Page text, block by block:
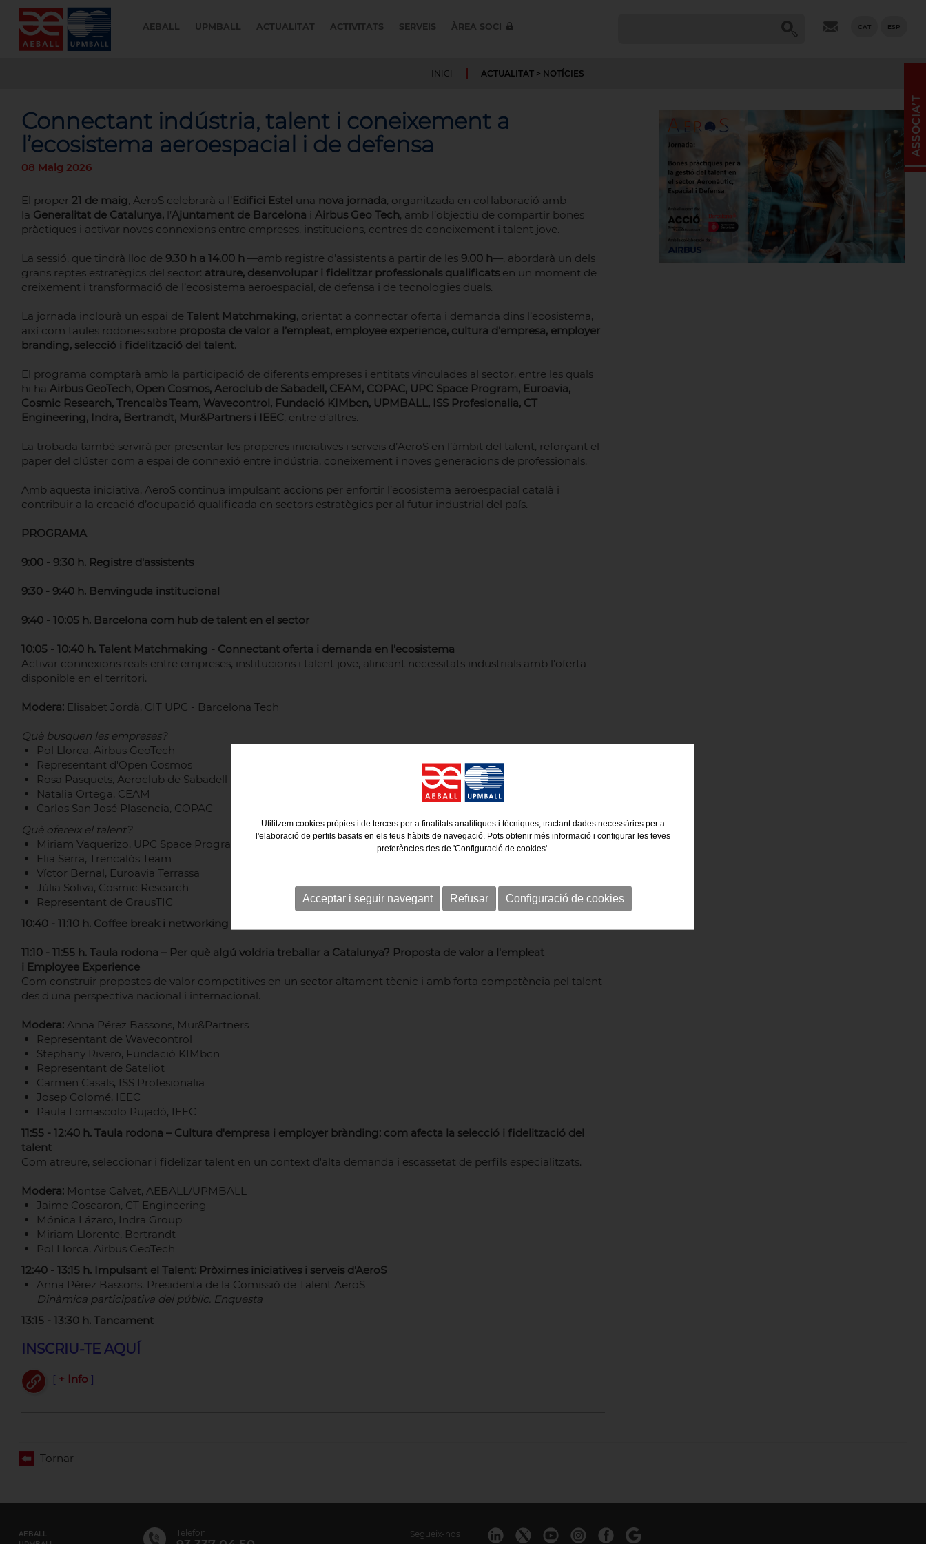
AEBALL UPMBALL ACTUALITAT ACTIVITATS SERVEIS ÀREA SOCI CAT ESP
INICI ACTUALITAT > NOTÍCIES
Connectant indústria, talent i coneixement a
l’ecosistema aeroespacial i de defensa
08 Maig 2026
El proper 21 de maig, AeroS celebrarà a l’ Edifici Estel una nova jornada, organitzada en col·laboració amb
la Generalitat de Catalunya,l’Ajuntament de Barcelona i Airbus Geo Tech, amb l’objectiu de compartir bones
pràctiques i activar noves connexions entre empreses, institucions, centres de coneixement i talent jove.
La sessió, que tindrà lloc de 9.30 h a 14.00 h —amb registre d’assistents a partir de les 9.00 h—, abordarà un dels
grans reptes estratègics del sector: atraure, desenvolupar i fidelitzar professionals qualificatsen un moment de
creixement i transformació de l’ecosistema aeroespacial, de defensa i de tecnologies duals.
La jornada inclourà un espai de Talent Matchmaking, orientat a connectar oferta i demanda dins l’ecosistema,
així com taules rodones sobre proposta de valor a l’empleat, employee experience, cultura d’empresa, employer
branding, selecció i fidelització del talent.
El programa comptarà amb la participació de diferents empreses i entitats vinculades al sector, entre les quals
hi ha Airbus GeoTech, Open Cosmos, Aeroclub de Sabadell, CEAM, COPAC, UPC Space Program, Euroavia,
Cosmic Research, Trencalòs Team, Wavecontrol, Fundació KIMbcn, UPMBALL, ISS Profesionalia, CT
Engineering, Indra, Bertrandt, Mur&Partners i IEEC, entre d’altres.
La trobada també servirà per presentar les properes iniciatives i serveis d’AeroS en l’àmbit del talent, reforçant el
paper del clúster com a espai de connexió entre indústria, coneixement i noves generacions de professionals.
Amb aquesta iniciativa, AeroS continua impulsant accions per enfortir l’ecosistema aeroespacial català i
contribuir a la creació d’ocupació qualificada en sectors estratègics per al futur industrial del país.
PROGRAMA
9:00 - 9:30 h. Registre d'assistents
9:30 - 9:40 h. Benvinguda institucional
9:40 - 10:05 h. Barcelona com hub de talent en el sector
10:05 - 10:40 h. Talent Matchmaking - Connectant oferta i demanda en l'ecosistema
Activar connexions reals entre empreses, institucions i talent jove, alineant necessitats industrials amb l'oferta
disponible en el territori.
Modera: Elisabet Jordà, CIT UPC - Barcelona Tech
Què busquen les empreses?
Pol Llorca, Airbus GeoTech
Representant d'Open Cosmos
Rosa Pasquets, Aeroclub de Sabadell
Natalia Ortega, CEAM
Carlos San José Plasencia, COPAC
Què ofereix el talent?
Miriam Vaquerizo, UPC Space Program
Elia Serra, Trencalòs Team
Víctor Bernal, Euroavia Terrassa
Júlia Soliva, Cosmic Research
Representant de GrausTIC
10:40 - 11:10 h. Coffee break i networking
11:10 - 11:55 h. Taula rodona – Per què algú voldria treballar a Catalunya? Proposta de valor a l'empleat
i Employee Experience
Com construir propostes de valor competitives en un sector altament tècnic i amb forta competència pel talent
des d'una perspectiva nacional i internacional.
Modera:Anna Pérez Bassons, Mur&Partners
Representant de Wavecontrol
Stephany Rivero, Fundació KIMbcn
Representant de Sateliot
Carmen Casals, ISS Profesionalia
Josep Colomé, IEEC
Paula Lomascolo Pujadó, IEEC
11:55 - 12:40 h. Taula rodona – Cultura d'empresa i employer brànding: com afecta la selecció i fidelització del
talent
Com atreure, seleccionar i fidelizar talent en un context d'alta demanda i escassetat de perfils especialitzats.
Modera: Montse Calvet, AEBALL/UPMBALL
Jaime Coscaron, CT Engineering
Mónica Lázaro, Indra Group
Miriam Llorente, Bertrandt
Pol Llorca, Airbus GeoTech
12:40 - 13:15 h. Impulsant el Talent: Pròximes iniciatives i serveis d'AeroS
Anna Pérez Bassons. Presidenta de la Comissió de Talent AeroS
Dinàmica participativa del públic. Enquesta
13:15 - 13:30 h. Tancament
INSCRIU-TE AQUÍ
[ + Info]
Tornar
AEBALL
Telèfon Segueix-nos
Utilitzem cookies pròpies i de tercers per a finalitats analítiques i tècniques, tractant dades necessàries per a
l'elaboració de perfils basats en els teus hàbits de navegació. Pots obtenir més informació i configurar les teves
preferències des de 'Configuració de cookies'.
Acceptar i seguir navegant Refusar Configuració de cookies